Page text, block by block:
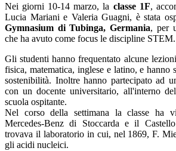
Nei giorni 10-14 marzo, la classe 1F,
Lucia Mariani e Valeria Guagni, è stata
Gymnasium di Tubinga, Germania, per
che ha avuto come focus le discipline STEM.
Gli studenti hanno frequentato alcune
fisica, matematica, inglese e latino, e hanno
sostenibilità. Inoltre hanno partecipato ad
con un docente universitario, all'interno
scuola ospitante.
Nel corso della settimana la classe ha
Mercedes-Benz di Stoccarda e il
trovava il laboratorio in cui, nel 1869, F.
gli acidi nucleici.